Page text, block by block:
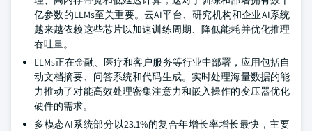
亿参数的LLMs至关重要。云AI平台、研究机构和企业AI系统
越来越依赖这些芯片以加速训练周期、降低能耗并优化推理
吞吐量。
LLMs正在金融、医疗和客户服务等行业中部署，应用包括自
动文档摘要、问答系统和代码生成。实时处理海量数据的能
力推动了对能高效处理密集注意力和嵌入操作的变压器优化
硬件的需求。
多模态AI系统部分以23.1%的复合年增长率增长最快，主要